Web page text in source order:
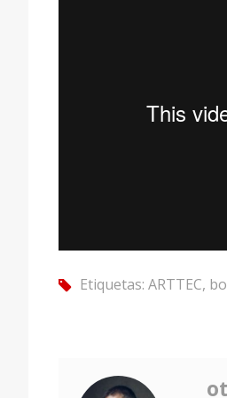
tag Etiquetas: ARTTEC,